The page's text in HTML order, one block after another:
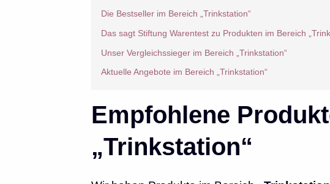
Die Bestseller im Bereich „Trinkstation“
Das sagt Stiftung Warentest zu Produkten im Bereich
Unser Vergleichssieger im Bereich „Trinkstation“
Aktuelle Angebote im Bereich „Trinkstation“
Empfohlene
„Trinkstation“